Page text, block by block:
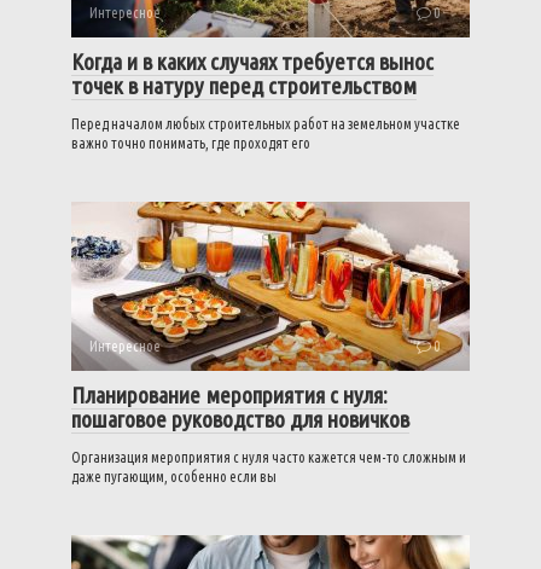
Интересное 0
Когда и в каких случаях требуется вынос
точек в натуру перед строительством
Перед началом любых строительных работ на земельном участке
важно точно понимать, где проходят его
Интересное 0
Планирование мероприятия с нуля:
пошаговое руководство для новичков
Организация мероприятия с нуля часто кажется чем-то сложным и
даже пугающим, особенно если вы